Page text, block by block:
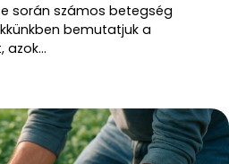
során számos betegség
bemutatjuk a
azok…